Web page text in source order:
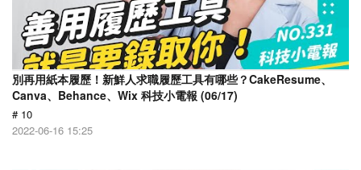
別再用紙本履歷！新鮮人求職履歷工具有哪些？CakeResume、
Canva、Behance、Wix 科技小電報 (06/17)
# 10
2022-06-16 15:25